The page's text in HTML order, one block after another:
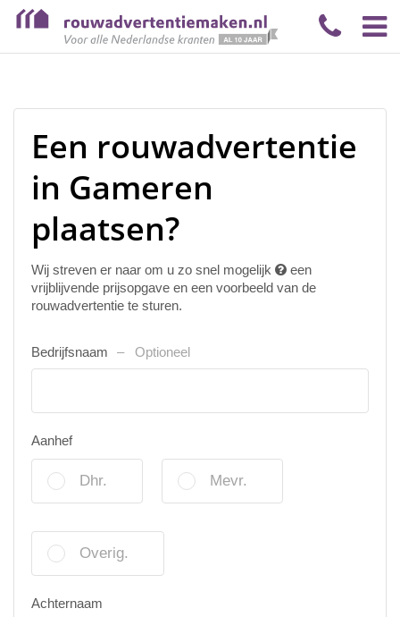
Een rouwadvertentie
in Gameren
plaatsen?
Wij streven er naar om u zo snel mogelijk
een
vrijblijvende prijsopgave en een voorbeeld van de
rouwadvertentie te sturen.
Bedrijfsnaam Optioneel
Aanhef
Dhr. Mevr.
Overig.
Achternaam